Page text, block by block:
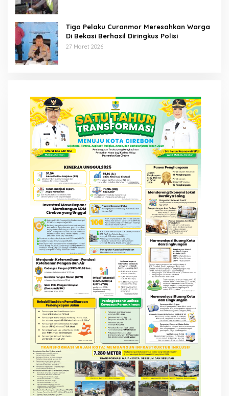
Tiga Pelaku Curanmor Meresahkan Warga
Di Bekasi Berhasil Diringkus Polisi
27 Maret 2026